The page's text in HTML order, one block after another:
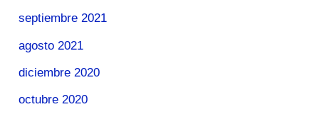
septiembre 2021
agosto 2021
diciembre 2020
octubre 2020